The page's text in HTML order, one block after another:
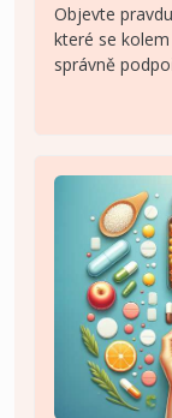
Objevte
které se
správně